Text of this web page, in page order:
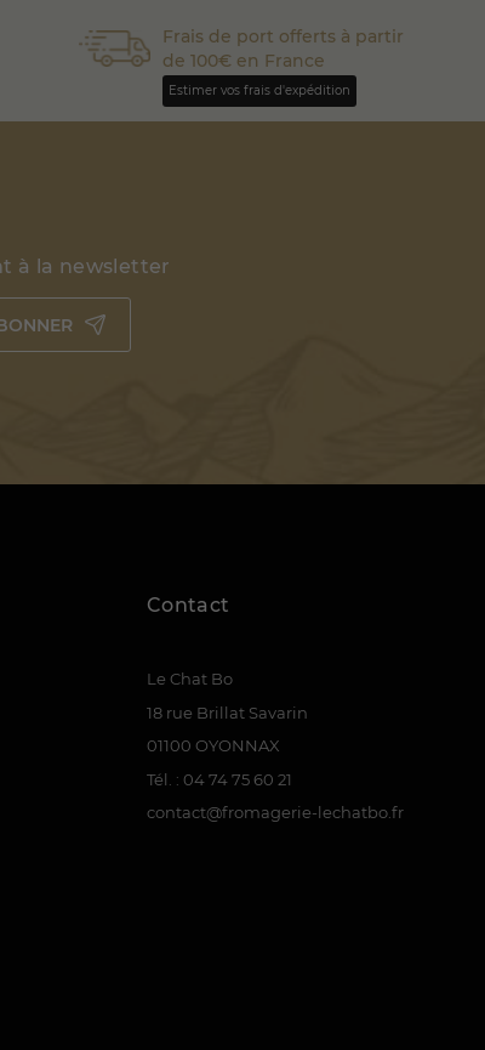
Frais de port offerts à partir
de 100€ en France
Estimer vos frais d'expédition
à la newsletter
Contact
Le Chat Bo
18 rue Brillat Savarin
01100 OYONNAX
Tél. : 04 74 75 60 21
contact@fromagerie-lechatbo.fr